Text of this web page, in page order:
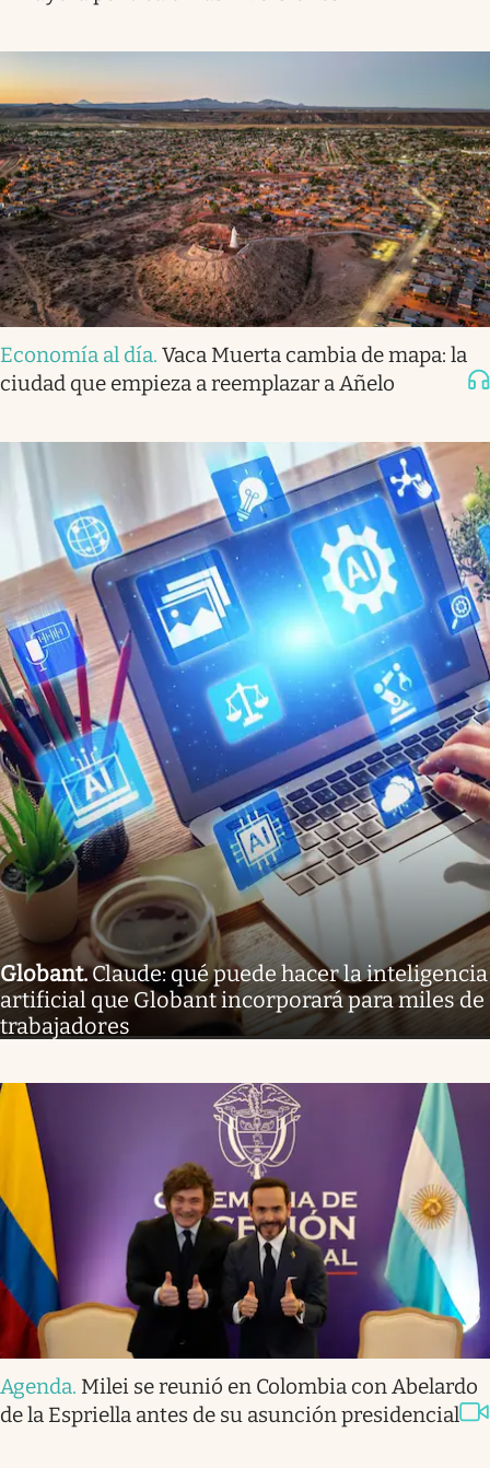
Economía al día. Vaca Muerta cambia de mapa: la
ciudad que empieza a reemplazar a Añelo
Globant.Claude: qué puede hacer la inteligencia
artificial que Globant incorporará para miles de
trabajadores
Agenda. Milei se reunió en Colombia con Abelardo
de la Espriella antes de su asunción presidencial